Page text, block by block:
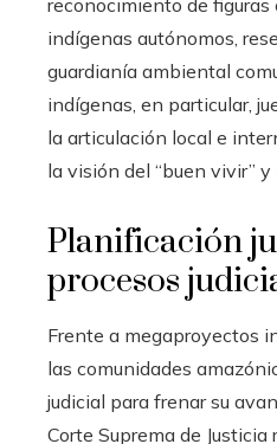
reconocimiento de figuras
indígenas autónomos,
guardianía ambiental
indígenas, en particular,
la articulación local e
la visión del “buen vivir”
Planificación
procesos
Frente a megaproyectos
las comunidades
judicial para frenar su
Corte Suprema de